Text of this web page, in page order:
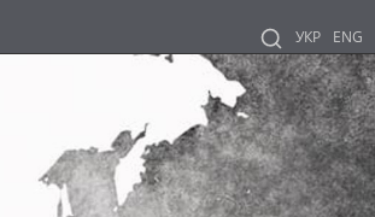
УКР ENG